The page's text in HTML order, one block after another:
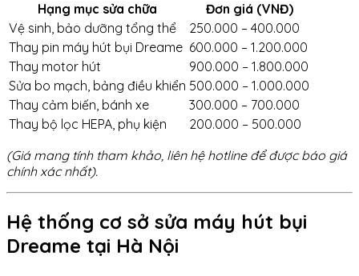
Hạng mục sửa chữa
Đơn giá (VNĐ)
Vệ sinh, bảo dưỡng tổng thể
250.000 – 400.000
Thay pin máy hút bụi Dreame 600.000 – 1.200.000
Thay motor hút
900.000 – 1.800.000
Sửa bo mạch, bảng điều khiển 500.000 – 1.000.000
Thay cảm biến, bánh xe
300.000 – 700.000
Thay bộ lọc HEPA, phụ kiện
200.000 – 500.000
(Giá mang tính tham khảo, liên hệ hotline để được báo giá
chính xác nhất).
Hệ thống cơ sở sửa máy hút bụi
Dreame tại Hà Nội